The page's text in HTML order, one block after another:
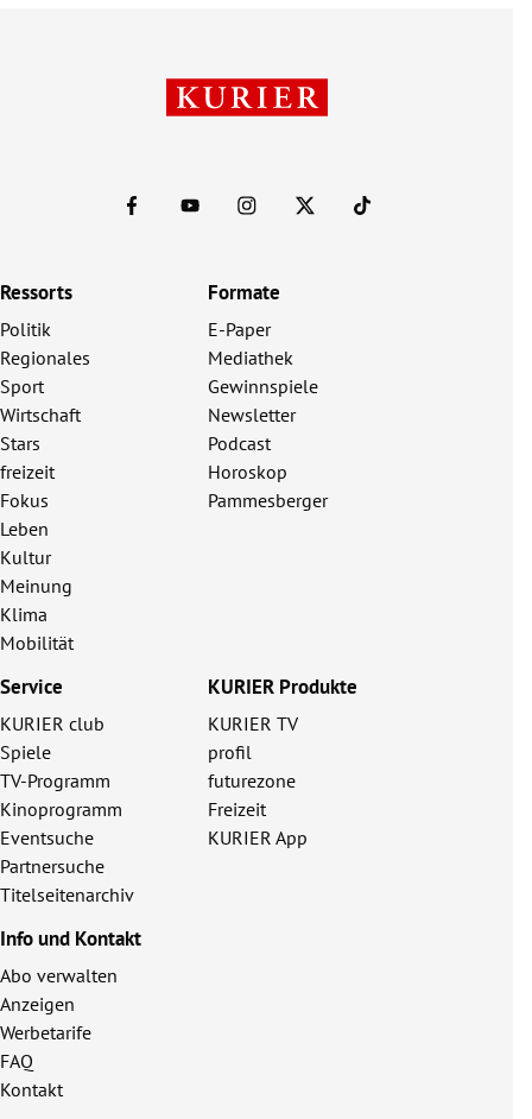
Ressorts
Politik
Regionales
Sport
Wirtschaft
Stars
freizeit
Fokus
Leben
Kultur
Meinung
Klima
Mobilität
Formate
E-Paper
Mediathek
Gewinnspiele
Newsletter
Podcast
Horoskop
Pammesberger
Service
KURIER club
Spiele
TV-Programm
Kinoprogramm
Eventsuche
Partnersuche
Titelseitenarchiv
KURIER Produkte
KURIER TV
profil
futurezone
Freizeit
KURIER App
Info und Kontakt
Abo verwalten
Anzeigen
Werbetarife
FAQ
Kontakt